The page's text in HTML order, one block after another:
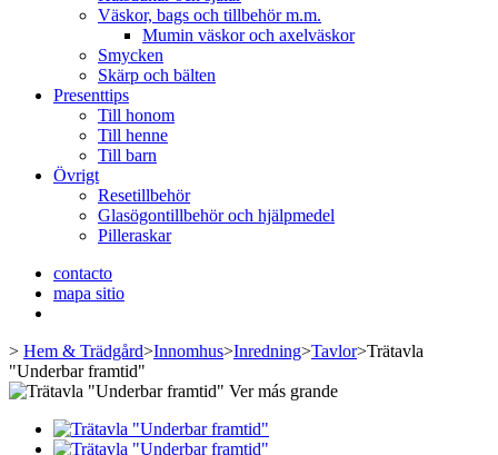
Väskor, bags och tillbehör m.m.
Mumin väskor och axelväskor
Smycken
Skärp och bälten
Presenttips
Till honom
Till henne
Till barn
Övrigt
Resetillbehör
Glasögontillbehör och hjälpmedel
Pilleraskar
contacto
mapa sitio
> Hem & Trädgård>Innomhus>Inredning>Tavlor>Trätavla
"Underbar framtid"
Ver más grande